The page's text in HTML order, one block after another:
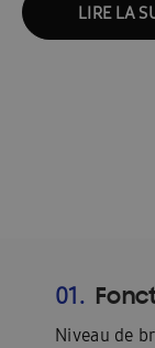
LIRE LA
01.
Niveau de